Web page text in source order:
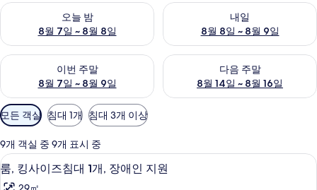
오늘 밤
8월 7일 ~ 8월 8일
오늘 밤 예약 가능 여부 확인, 8월 7일 ~ 8월 8일
내일
8월 8일 ~ 8월 9일
내일 예약 가능 여부 확인, 8월
이번 주말
8월 7일 ~ 8월 9일
이번 주말 예약 가능 여부 확인, 8월 7일 ~ 8월 9일
다음 주말
8월 14일 ~ 8월 16일
다음 주말 예약 가능 여부 확인,
객
실
에
사
용
모든 객실 침대 1개 침대 3개 이상
9개 객실 중 9개 표시 중
룸,
킹
미니바, 객실 내 금고, 책상, 노트북 작
3
룸, 킹사이즈침대 1개, 장애인 지원